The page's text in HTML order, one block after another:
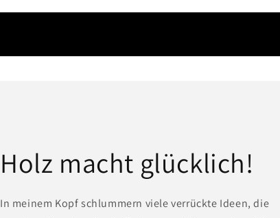
Holz macht glücklich!
In meinem Kopf schlummern viele verrückte Ideen, die